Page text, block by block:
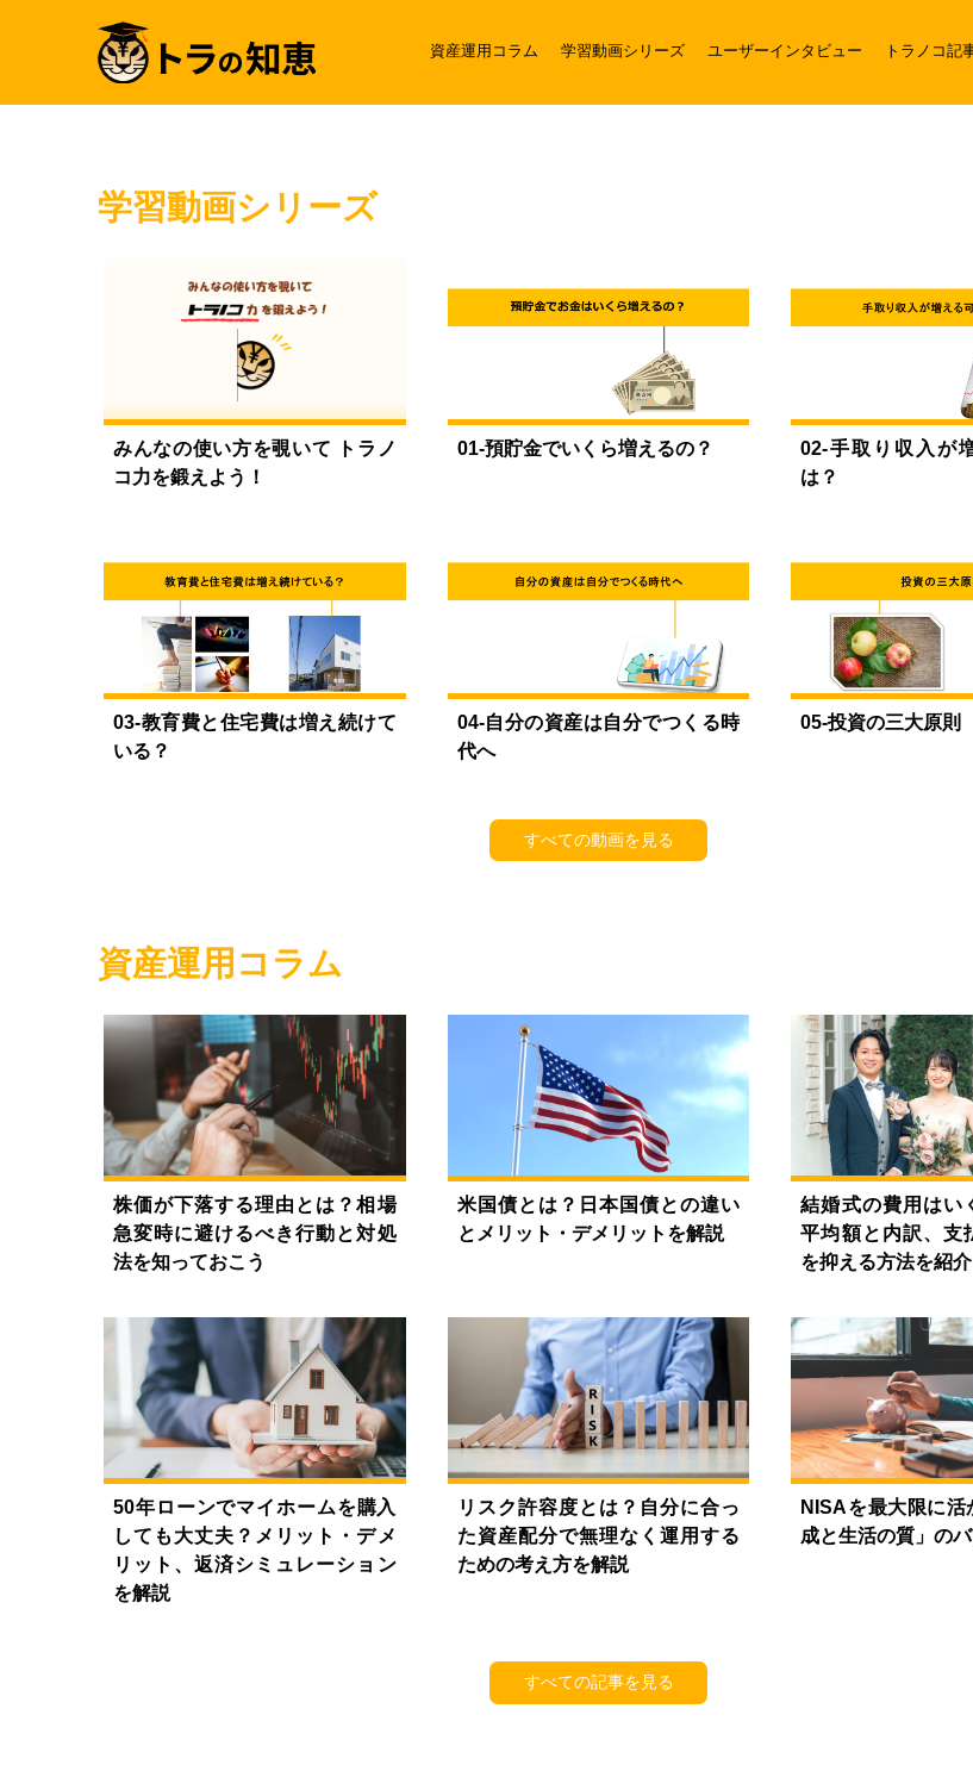
資産運用コラム 学習動画シリーズ ユーザーインタビュー トラノコ記
学習動画シリーズ
みんなの使い方を覗いて トラノ
コ力を鍛えよう！
01-預貯金でいくら増えるの？
02-手取り収入が
は？
03-教育費と住宅費は増え続けて
いる？
04-自分の資産は自分でつくる時
代へ
05-投資の三大原則
すべての動画を見る
資産運用コラム
株価が下落する理由とは？相場
急変時に避けるべき行動と対処
法を知っておこう
米国債とは？日本国債との違い
とメリット・デメリットを解説
結婚式の費用はい
平均額と内訳、支
を抑える方法を紹介
50年ローンでマイホームを購入
しても大丈夫？メリット・デメ
リット、返済シミュレーション
を解説
リスク許容度とは？自分に合っ
た資産配分で無理なく運用する
ための考え方を解説
NISAを最大限に活
成と生活の質」の
すべての記事を見る